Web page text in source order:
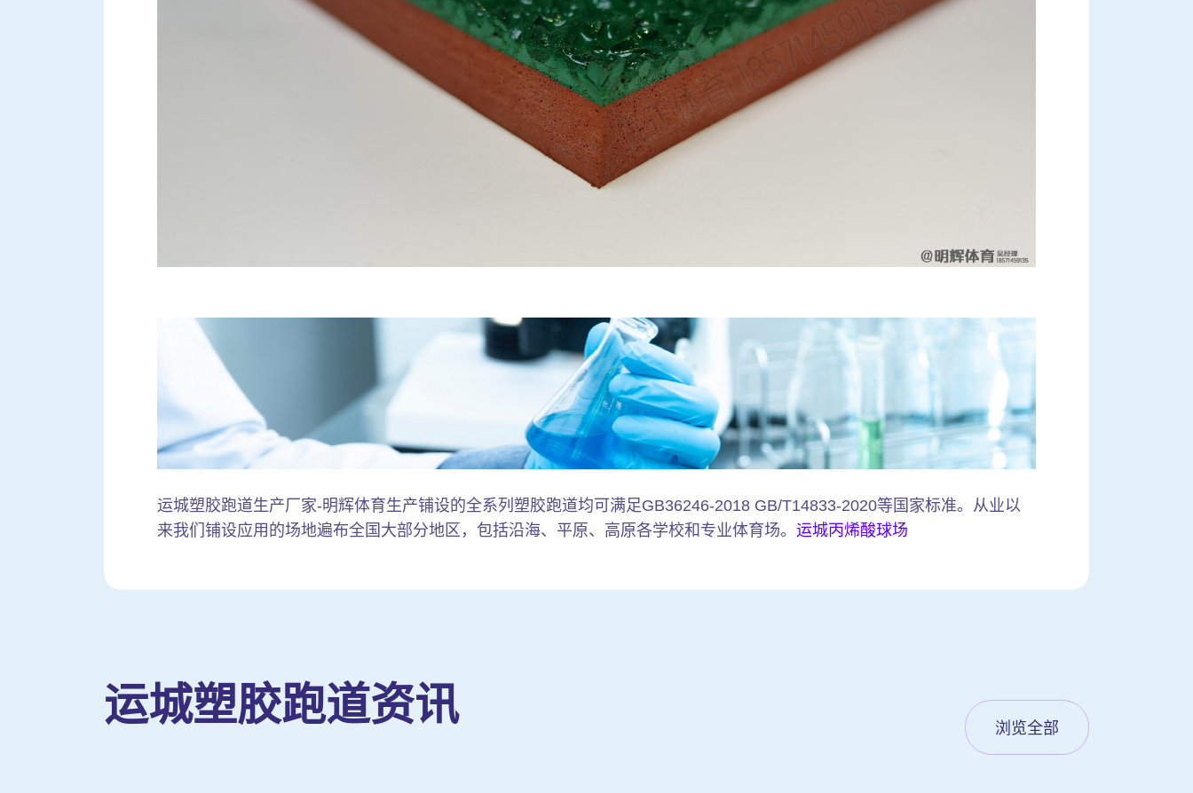
运城塑胶跑道生产厂家-明辉体育生产铺设的全系列塑胶跑道均可满足GB36246-2018 GB/T14833-2020等国家标准。从业以
来我们铺设应用的场地遍布全国大部分地区，包括沿海、平原、高原各学校和专业体育场。 运城丙烯酸球场
运城塑胶跑道资讯 浏览全部